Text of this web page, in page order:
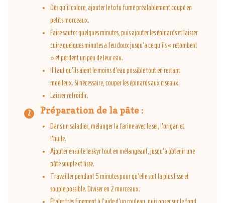
Dès qu’il colore, ajouter le tofu fumé préalablement coupé en
petits morceaux.
Faire sauter quelques minutes, puis ajouter les épinards et laisser
cuire quelques minutes à feu doux jusqu'à ce qu’ils « retombent
» et perdent un peu de leur eau.
Il faut qu'ils aient le moins d’eau possible tout en restant
moelleux. Si nécessaire, couper les épinards aux ciseaux.
Laisser refroidir.
Préparation de la pâte :
Dans un saladier, mélanger la farine avec le sel, l'origan et
l’huile.
Ajouter ensuite le skyr tout en mélangeant, jusqu'à obtenir une
pâte souple et lisse.
Travailler pendant 5 minutes pour qu’elle soit la plus lisse et
souple possible. Diviser en 2 morceaux.